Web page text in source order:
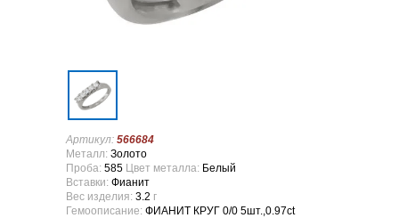
Артикул: 566684
Металл: Золото
Проба: 585 Цвет металла: Белый
Вставки: Фианит
Вес изделия: 3.2 г
Гемоописание: ФИАНИТ КРУГ 0/0 5шт.,0.97ct